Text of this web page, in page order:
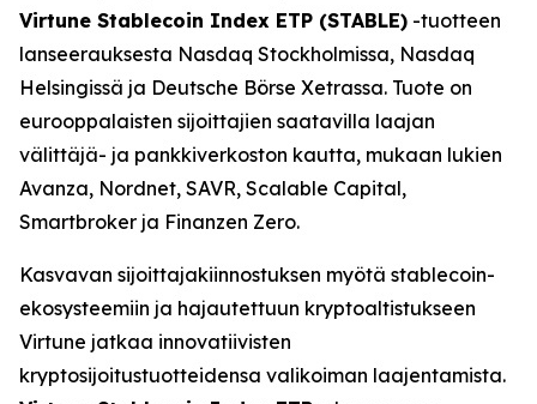
Virtune Stablecoin Index ETP (STABLE) -tuotteen
lanseerauksesta Nasdaq Stockholmissa, Nasdaq
Helsingissä ja Deutsche Börse Xetrassa. Tuote on
eurooppalaisten sijoittajien saatavilla laajan
välittäjä- ja pankkiverkoston kautta, mukaan lukien
Avanza, Nordnet, SAVR, Scalable Capital,
Smartbroker ja Finanzen Zero.
Kasvavan sijoittajakiinnostuksen myötä stablecoin-
ekosysteemiin ja hajautettuun kryptoaltistukseen
Virtune jatkaa innovatiivisten
kryptosijoitustuotteidensa valikoiman laajentamista.